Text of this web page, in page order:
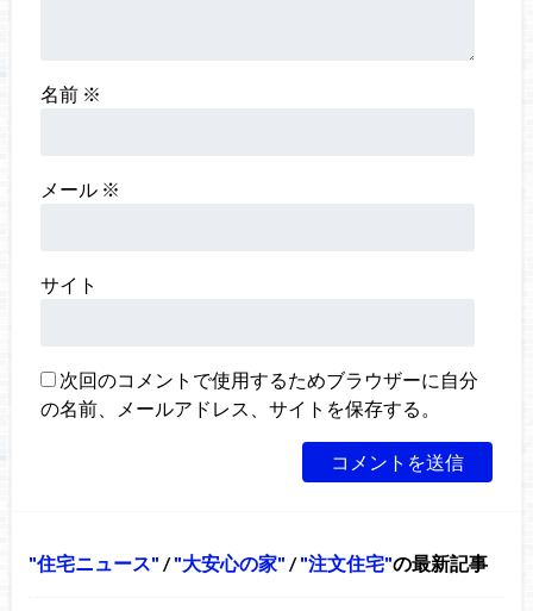
名前 ※
メール ※
サイト
次回のコメントで使用するためブラウザーに自分
の名前、メールアドレス、サイトを保存する。
住宅ニュース / 大安心の家 / 注文住宅 の最新記事